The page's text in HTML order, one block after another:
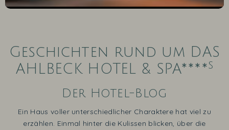
Geschichten rund um DAS
AHLBECK HOTEL & SPA****s
Der Hotel-Blog
Ein Haus voller unterschiedlicher Charaktere hat viel zu
erzählen. Einmal hinter die Kulissen blicken, über die